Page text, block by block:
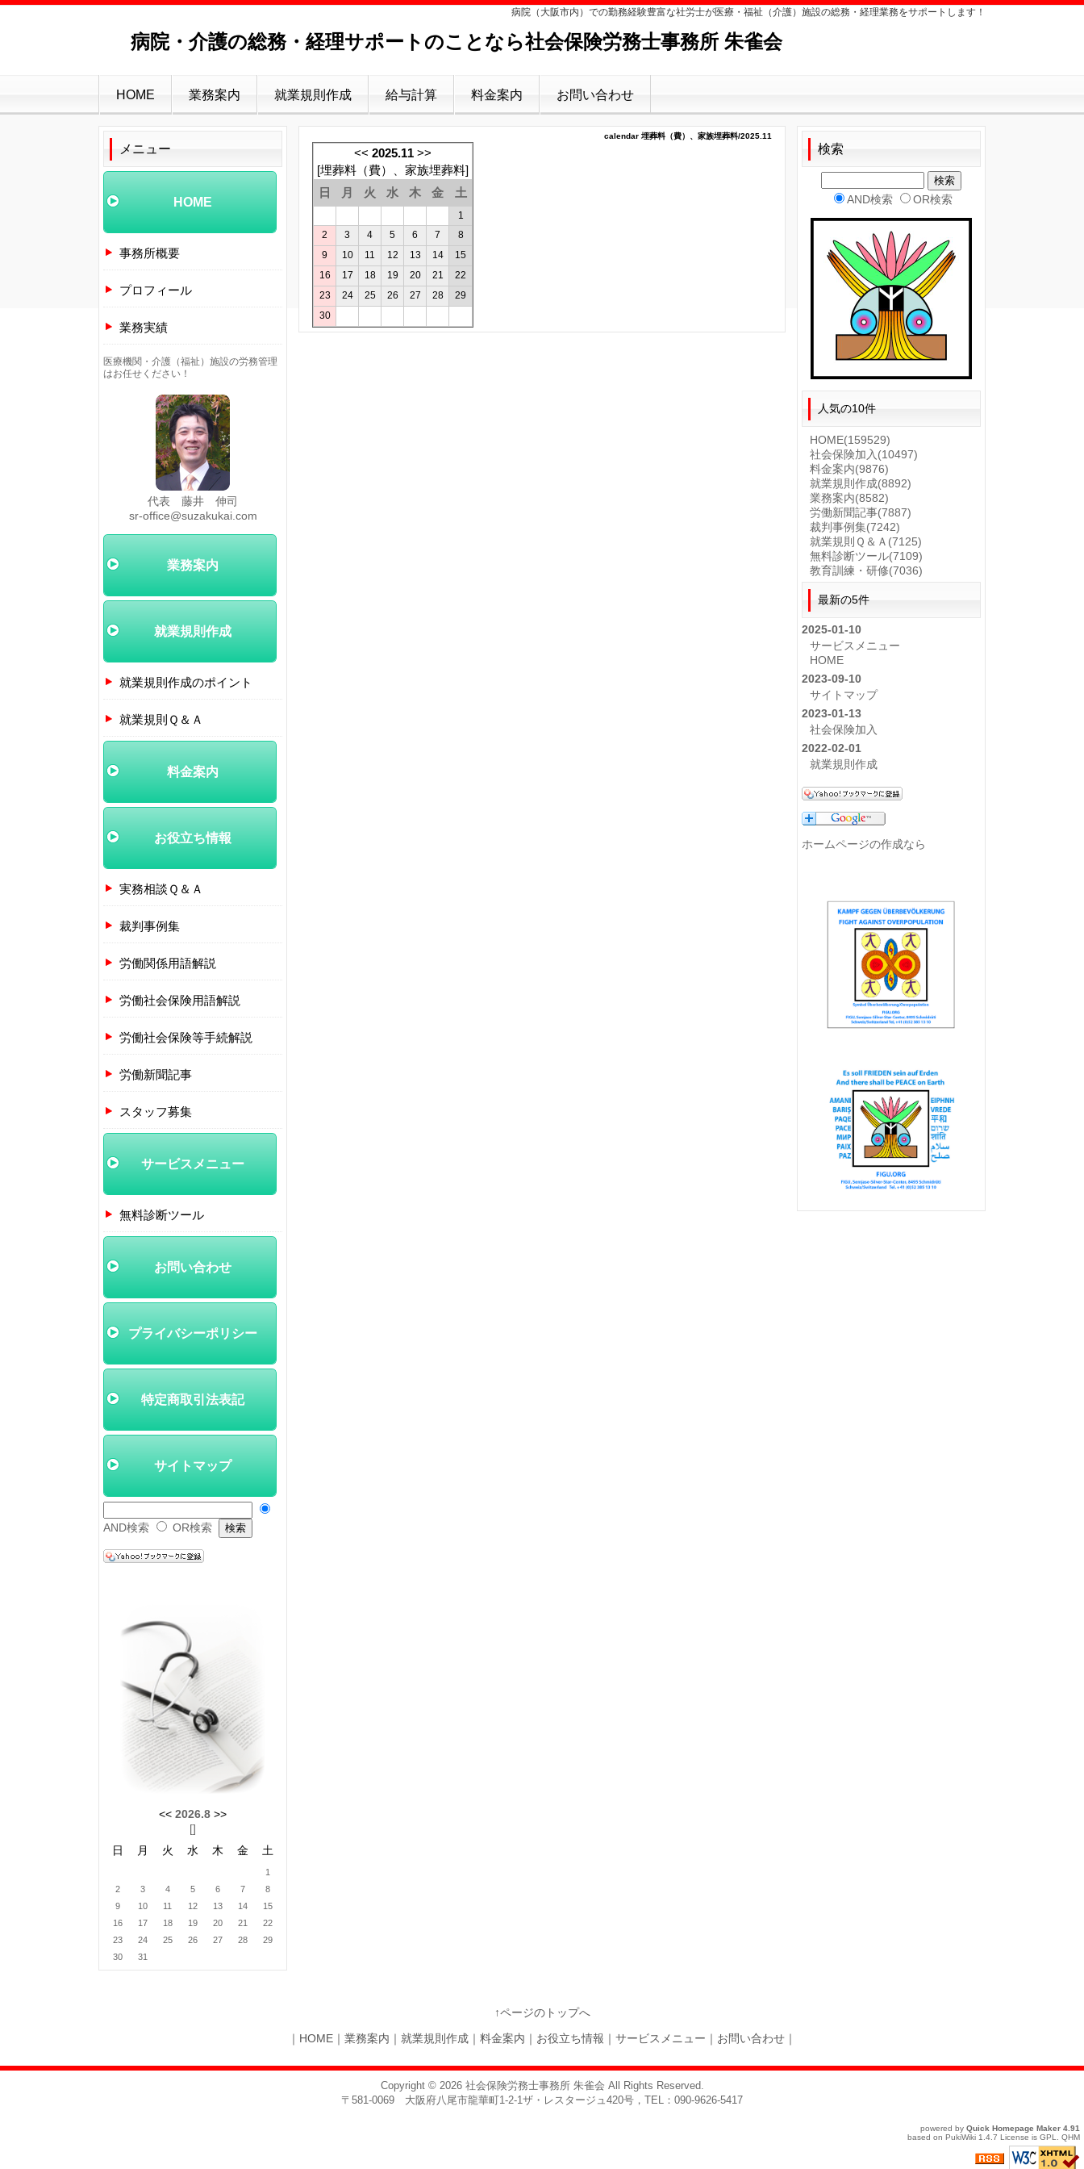
病院（大阪市内）での勤務経験豊富な社労士が医療・福祉（介護）施設の総務・経理業務をサポートします！
病院・介護の総務・経理サポートのことなら社会保険労務士事務所 朱雀会
HOME 業務案内 就業規則作成 給与計算 料金案内 お問い合わせ
calendar 埋葬料（費）、家族埋葬料/2025.11
<< 2025.11 >>
[埋葬料（費）、家族埋葬料]
日
月 火 水 木 金 土
1
2
3 4 5 6 7
8
9
10 11 12 13 14
15
16
17 18 19 20 21
22
23
24 25 26 27 28
29
30
メニュー
HOME
事務所概要
プロフィール
業務実績
医療機関・介護（福祉）施設の労務管理
はお任せください！
代表 藤井 伸司
sr-office@suzakukai.com
業務案内
就業規則作成
就業規則作成のポイント
就業規則Ｑ＆Ａ
料金案内
お役立ち情報
実務相談Ｑ＆Ａ
裁判事例集
労働関係用語解説
労働社会保険用語解説
労働社会保険等手続解説
労働新聞記事
スタッフ募集
サービスメニュー
無料診断ツール
お問い合わせ
プライバシーポリシー
特定商取引法表記
サイトマップ
AND検索 OR検索
<< 2026.8 >>
[]
日
月 火 水 木 金 土
1
2
3 4 5 6 7
8
9
10 11 12 13 14
15
16
17 18 19 20 21
22
23
24 25 26 27 28
29
30
31
検索
AND検索 OR検索
人気の10件
HOME(159529)
社会保険加入 (10497)
料金案内(9876)
就業規則作成(8892)
業務案内(8582)
労働新聞記事(7887)
裁判事例集(7242)
就業規則Ｑ＆Ａ (7125)
無料診断ツール(7109)
教育訓練・研修(7036)
最新の5件
2025-01-10
サービスメニュー
HOME
2023-09-10
サイトマップ
2023-01-13
社会保険加入
2022-02-01
就業規則作成
ホームページの作成なら
↑ページのトップへ
｜ HOME ｜ 業務案内 ｜ 就業規則作成 ｜ 料金案内 ｜ お役立ち情報 ｜ サービスメニュー ｜ お問い合わせ ｜
Copyright © 2026 社会保険労務士事務所 朱雀会 All Rights Reserved.
〒581-0069 大阪府八尾市龍華町1-2-1ザ・レスタージュ420号，TEL：090-9626-5417
powered by Quick Homepage Maker 4.91
based on PukiWiki 1.4.7 License is GPL QHM